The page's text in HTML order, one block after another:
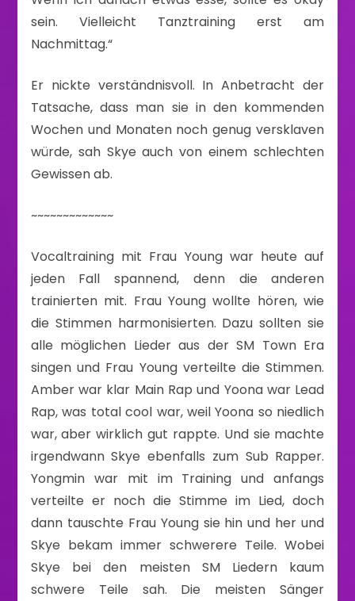
sein. Vielleicht Tanztraining erst am
Nachmittag.“
Er nickte verständnisvoll. In Anbetracht der
Tatsache, dass man sie in den kommenden
Wochen und Monaten noch genug versklaven
würde, sah Skye auch von einem schlechten
Gewissen ab.
~~~~~~~~~~~~~
Vocaltraining mit Frau Young war heute auf
jeden Fall spannend, denn die anderen
trainierten mit. Frau Young wollte hören, wie
die Stimmen harmonisierten. Dazu sollten sie
alle möglichen Lieder aus der SM Town Era
singen und Frau Young verteilte die Stimmen.
Amber war klar Main Rap und Yoona war Lead
Rap, was total cool war, weil Yoona so niedlich
war, aber wirklich gut rappte. Und sie machte
irgendwann Skye ebenfalls zum Sub Rapper.
Yongmin war mit im Training und anfangs
verteilte er noch die Stimme im Lied, doch
dann tauschte Frau Young sie hin und her und
Skye bekam immer schwerere Teile. Wobei
Skye bei den meisten SM Liedern kaum
schwere Teile sah. Die meisten Sänger